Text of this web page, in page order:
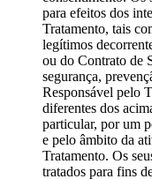
para efeitos dos
Tratamento, tais
legítimos
ou do Contrato de
segurança,
Responsável pelo
diferentes dos
particular, por um
e pelo âmbito da
Tratamento. Os
tratados para fins